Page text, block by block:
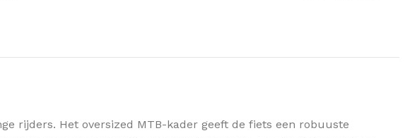
rijders. Het oversized MTB-kader geeft de fiets een robuuste